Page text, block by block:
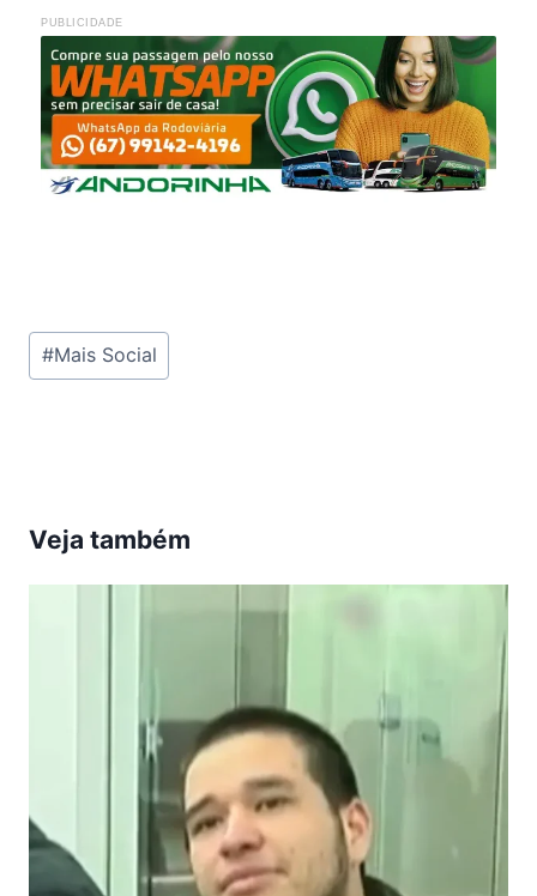
PUBLICIDADE
Tags
do
#Mais Social
Veja também